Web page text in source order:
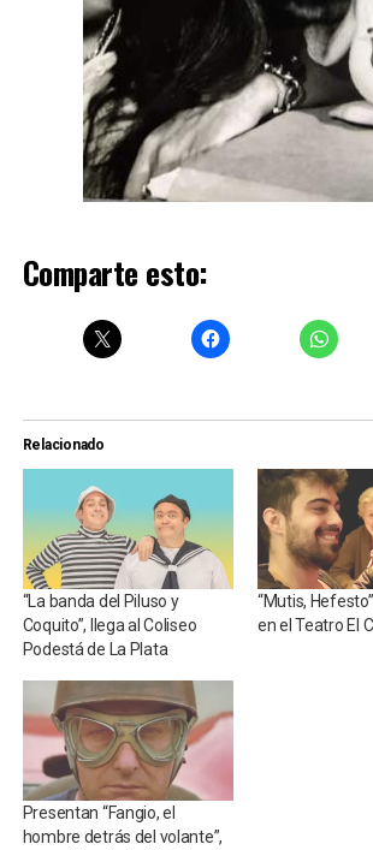
Comparte esto:
Relacionado
“La banda del Piluso y
Coquito”, llega al Coliseo
Podestá de La Plata
“Mutis,
en el Teatro El
Presentan “Fangio, el
hombre detrás del volante”,